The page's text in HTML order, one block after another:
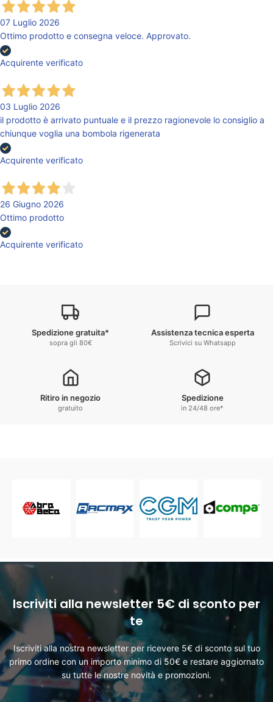
07 Luglio 2026
Ottimo prodotto e consegna veloce. Approvato.
Acquirente verificato
03 Luglio 2026
il prodotto è arrivato puntuale e il prezzo ragionevole lo consiglio a
chiunque voglia una bombola rigenerata
Acquirente verificato
26 Giugno 2026
Ottimo prodotto
Acquirente verificato
Spedizione gratuita*
sopra gli 80€
Assistenza tecnica esperta
Scrivici su Whatsapp
Ritiro in negozio
gratuito
Spedizione
in 24/48 ore*
Iscriviti alla newsletter 5€ di sconto per
te
Iscriviti alla nostra newsletter per ricevere 5€ di sconto sul tuo
primo ordine con un importo minimo di 50€ e restare aggiornato
su tutte le nostre novità e promozioni.